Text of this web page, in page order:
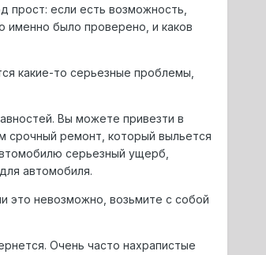
прост: если есть возможность,
именно было проверено, и каков
какие-то серьезные проблемы,
Вы можете привезти в
срочный ремонт, который выльется
серьезный ущерб,
автомобиля.
это невозможно, возьмите с собой
Очень часто нахрапистые